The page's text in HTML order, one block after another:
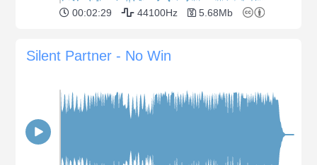
00:02:29 44100Hz 5.68Mb
Silent Partner - No Win